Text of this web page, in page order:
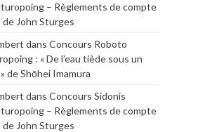
– Règlements de compte
de John Sturges
dans Concours Roboto
: « De l’eau tiède sous un
de Shōhei Imamura
dans Concours Sidonis
– Règlements de compte
de John Sturges